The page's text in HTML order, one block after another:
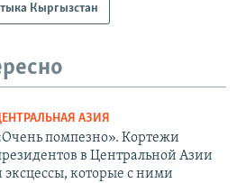
Кыргызстан
АЗИЯ
помпезно». Кортежи
в Центральной Азии
эксцессы, которые с ними